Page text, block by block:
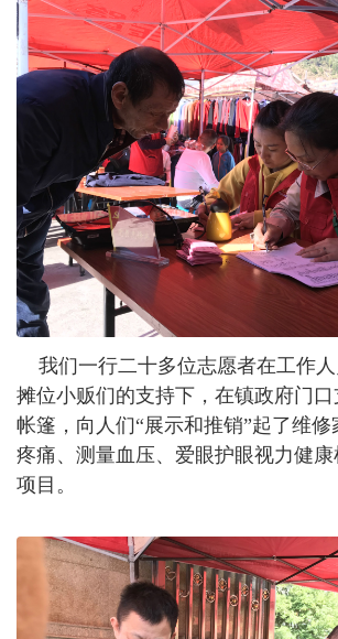
我们一行二十多位志愿者在工作人
摊位小贩们的支持下，在镇政府门
帐篷，向人们“展示和推销”起了维
疼痛、测量血压、爱眼护眼视力健
项目。